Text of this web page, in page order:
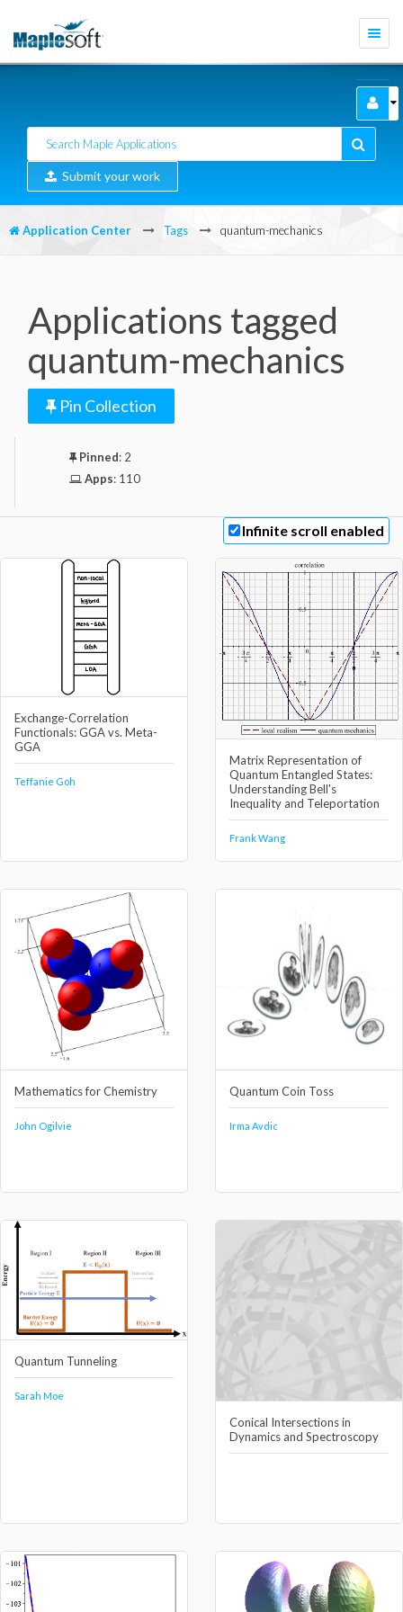
Submit your work
Application Center Tags quantum-mechanics
Applications tagged
quantum-mechanics
Pin Collection
Pinned: 2
Apps: 110
Infinite scroll enabled
Exchange-Correlation
Functionals: GGA vs. Meta-
GGA
Teffanie Goh
Matrix Representation of
Quantum Entangled States:
Understanding Bell's
Inequality and Teleportation
Frank Wang
Mathematics for Chemistry
John Ogilvie
Quantum Coin Toss
Irma Avdic
Quantum Tunneling
Sarah Moe
Conical Intersections in
Dynamics and Spectroscopy